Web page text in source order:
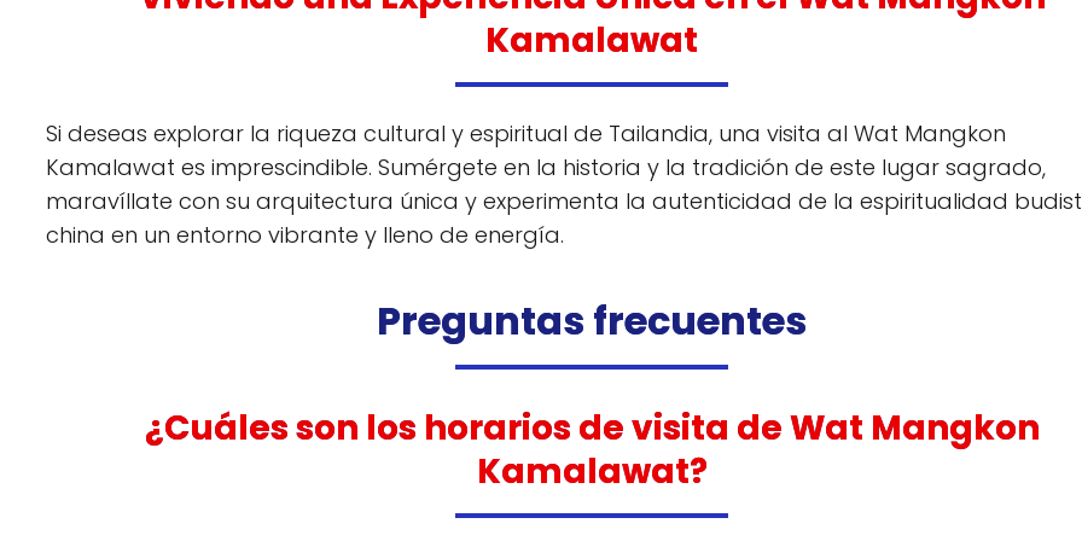
Kamalawat
Si deseas explorar la riqueza cultural y espiritual de Tailandia, una visita al Wat Mangkon
Kamalawat es imprescindible. Sumérgete en la historia y la tradición de este lugar sagrado,
maravíllate con su arquitectura única y experimenta la autenticidad de la espiritualidad
china en un entorno vibrante y lleno de energía.
Preguntas frecuentes
¿Cuáles son los horarios de visita de Wat Mangkon
Kamalawat?